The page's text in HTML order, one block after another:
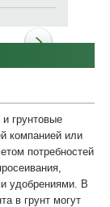
грунтовые
компанией или
потребностей
удобрениями. В
в грунт могут